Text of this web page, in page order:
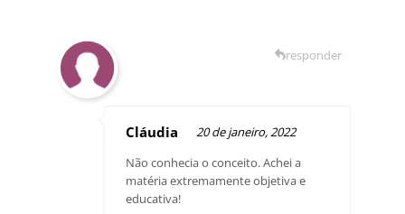
Cláudia
20 de janeiro, 2022
Não conhecia o conceito. Achei a
matéria extremamente objetiva e
educativa!
responder